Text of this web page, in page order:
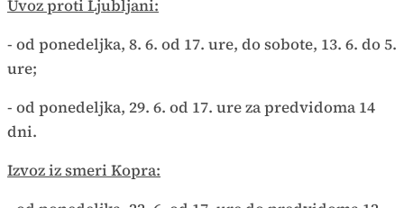
Uvoz proti Ljubljani:
- od ponedeljka, 8. 6. od 17. ure, do sobote, 13. 6. do 5.
ure;
- od ponedeljka, 29. 6. od 17. ure za predvidoma 14
dni.
Izvoz iz smeri Kopra: